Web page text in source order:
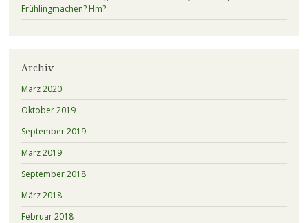
Frühlingmachen? Hm?
Archiv
März 2020
Oktober 2019
September 2019
März 2019
September 2018
März 2018
Februar 2018